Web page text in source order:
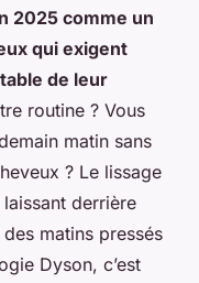
lecture
2025 comme un
qui exigent
de leur
routine ? Vous
matin sans
? Le lissage
laissant derrière
matins pressés
Dyson, c’est